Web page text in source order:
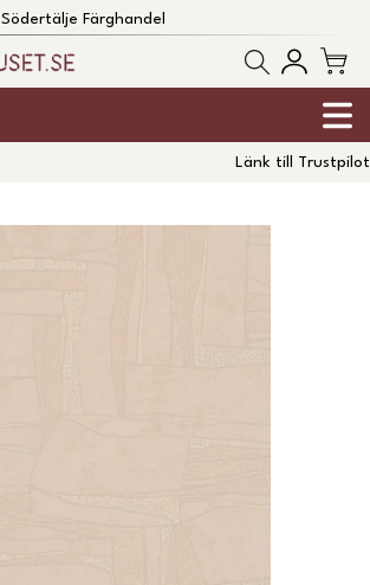
Södertälje Färghandel
Länk till Trustpilot